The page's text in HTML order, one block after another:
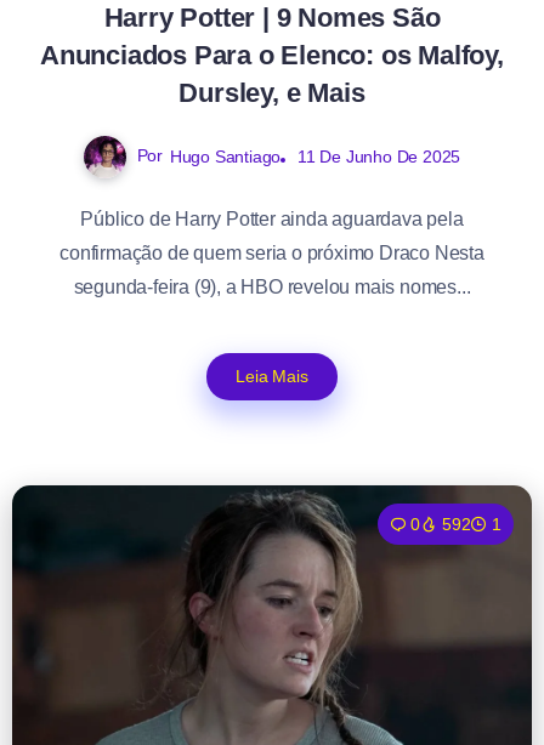
Harry Potter | 9 Nomes São
Anunciados Para o Elenco: os Malfoy,
Dursley, e Mais
Por Hugo Santiago 11 De Junho De 2025
Público de Harry Potter ainda aguardava pela
confirmação de quem seria o próximo Draco Nesta
segunda-feira (9), a HBO revelou mais nomes...
Leia Mais
0 592 1